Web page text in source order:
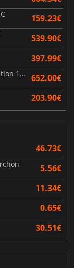
159.23€
539.90€
397.99€
Prime Radeon RX 9070 OC Edition 16GB 652.00€
203.90€
46.73€
5.56€
11.34€
0.65€
30.51€